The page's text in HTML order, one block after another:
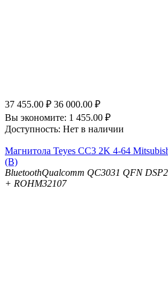
37 455.00 ₽ 36 000.00 ₽
Вы экономите: 1 455.00 ₽
Доступность: Нет в наличии
Магнитола Teyes CC3 2K 4-64
(B)
BluetoothQualcomm QC3031 QFN DSP
+ ROHM32107